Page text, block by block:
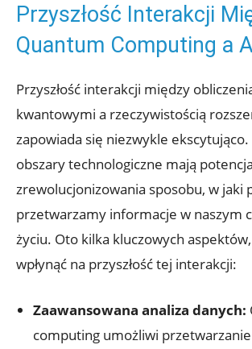
Przyszłość Interakcji
Quantum Computing a
Przyszłość interakcji między
kwantowymi a rzeczywistością
zapowiada się niezwykle ekscytująco.
obszary technologiczne mają
zrewolucjonizowania sposobu, w jaki
przetwarzamy informacje w naszym
życiu. Oto kilka kluczowych
wpłynąć na przyszłość tej interakcji:
Zaawansowana analiza danych:
computing umożliwi